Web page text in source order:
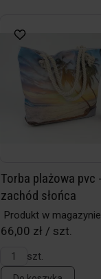
Torba plażowa pvc
zachód słońca
Produkt w magazynie
66,00 zł / szt.
szt.